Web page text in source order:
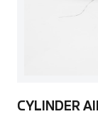
CYLINDER